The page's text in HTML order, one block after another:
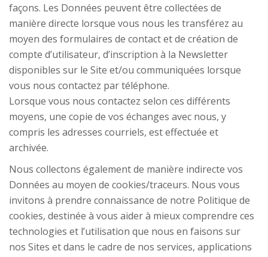
façons. Les Données peuvent être collectées de
manière directe lorsque vous nous les transférez au
moyen des formulaires de contact et de création de
compte d’utilisateur, d’inscription à la Newsletter
disponibles sur le Site et/ou communiquées lorsque
vous nous contactez par téléphone.
Lorsque vous nous contactez selon ces différents
moyens, une copie de vos échanges avec nous, y
compris les adresses courriels, est effectuée et
archivée.
Nous collectons également de manière indirecte vos
Données au moyen de cookies/traceurs. Nous vous
invitons à prendre connaissance de notre Politique de
cookies, destinée à vous aider à mieux comprendre ces
technologies et l’utilisation que nous en faisons sur
nos Sites et dans le cadre de nos services, applications